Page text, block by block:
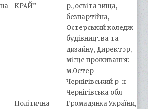
КРАЙ”
р., освіта вища,
безпартійна,
Остерський коледж
будівництва та
дизайну, Директор,
місце проживання:
м.Остер
Чернігівський р-н
Чернігівська обл
Політична
Громадянка України,